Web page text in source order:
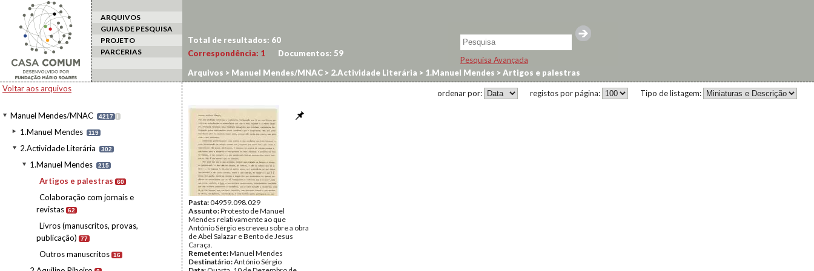
ARQUIVOS
GUIAS DE PESQUISA
PROJETO
PARCERIAS
Pesquisa Avançada
Voltar aos arquivos
Manuel Mendes/MNAC 4217 I
1.Manuel Mendes 119
2.Actividade Literária 302
1.Manuel Mendes 215
Artigos e palestras 60
Colaboração com jornais e
revistas 62
Livros (manuscritos, provas,
publicação)
77
Outros manuscritos 16
Total de resultados: 60
Correspondência: 1 Documentos: 59
Arquivos > Manuel Mendes/MNAC > 2.Actividade Literária > 1.Manuel Mendes >Artigos e palestras
Tipo de listagem:
registos por página:
ordenar por:
Pasta:04959.098.029
Assunto:Protesto de Manuel
Mendes relativamente ao que
António Sérgio escreveu sobre a obra
de Abel Salazar e Bento de Jesus
Caraça.
Remetente:Manuel Mendes
Destinatário:António Sérgio